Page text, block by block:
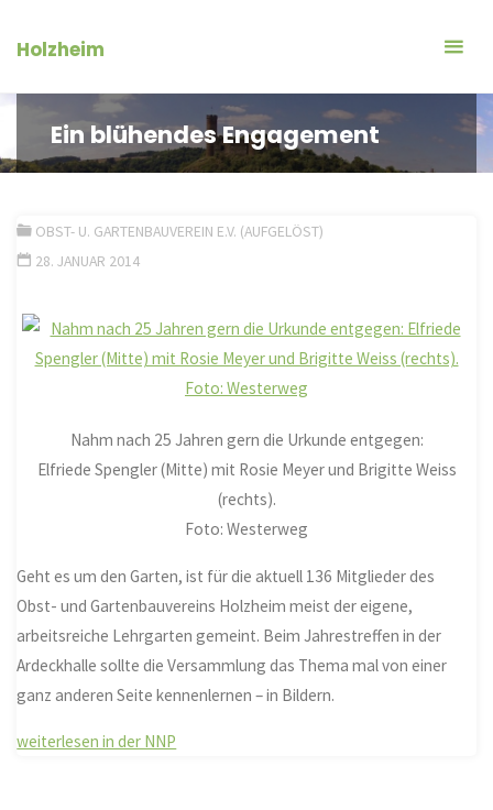
InhaltHolzheim
Ein blühendes Engagement
OBST- U. GARTENBAUVEREIN E.V. (AUFGELÖST)
28. JANUAR 2014
Nahm nach 25 Jahren gern die Urkunde entgegen:
Elfriede Spengler (Mitte) mit Rosie Meyer und Brigitte Weiss
(rechts).
Foto: Westerweg
Geht es um den Garten, ist für die aktuell 136 Mitglieder des
Obst- und Gartenbauvereins Holzheim meist der eigene,
arbeitsreiche Lehrgarten gemeint. Beim Jahrestreffen in der
Ardeckhalle sollte die Versammlung das Thema mal von einer
ganz anderen Seite kennenlernen – in Bildern.
weiterlesen in der NNP